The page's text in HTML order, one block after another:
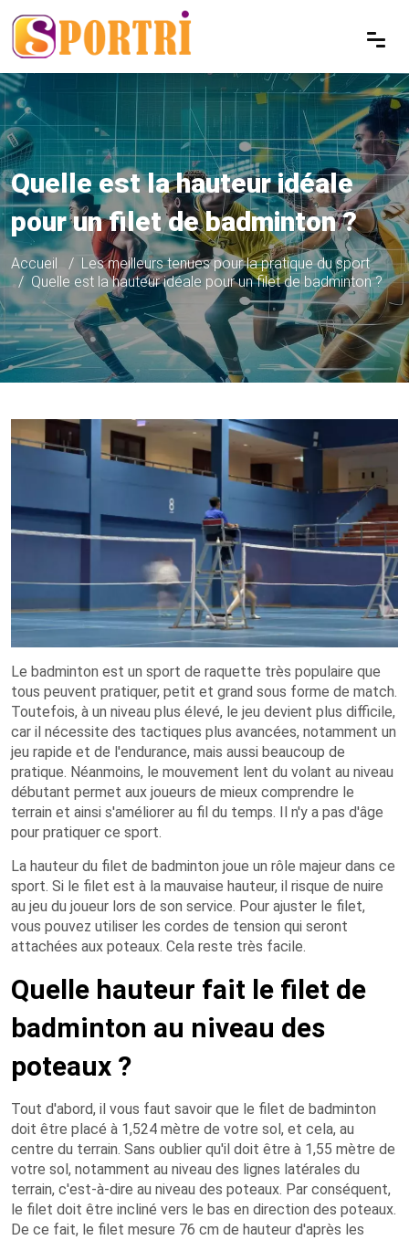
Quelle est la hauteur idéale
pour un filet de badminton ?
Accueil
Les meilleurs tenues pour la pratique du sport
Quelle est la hauteur idéale pour un filet de badminton ?
Le badminton est un sport de raquette très populaire que
tous peuvent pratiquer, petit et grand sous forme de match.
Toutefois, à un niveau plus élevé, le jeu devient plus difficile,
car il nécessite des tactiques plus avancées, notamment un
jeu rapide et de l'endurance, mais aussi beaucoup de
pratique. Néanmoins, le mouvement lent du volant au niveau
débutant permet aux joueurs de mieux comprendre le
terrain et ainsi s'améliorer au fil du temps. Il n'y a pas d'âge
pour pratiquer ce sport.
La hauteur du filet de badminton joue un rôle majeur dans ce
sport. Si le filet est à la mauvaise hauteur, il risque de nuire
au jeu du joueur lors de son service. Pour ajuster le filet,
vous pouvez utiliser les cordes de tension qui seront
attachées aux poteaux. Cela reste très facile.
Quelle hauteur fait le filet de
badminton au niveau des
poteaux ?
Tout d'abord, il vous faut savoir que le filet de badminton
doit être placé à 1,524 mètre de votre sol, et cela, au
centre du terrain. Sans oublier qu'il doit être à 1,55 mètre de
votre sol, notamment au niveau des lignes latérales du
terrain, c'est-à-dire au niveau des poteaux. Par conséquent,
le filet doit être incliné vers le bas en direction des poteaux.
De ce fait, le filet mesure 76 cm de hauteur d'après les